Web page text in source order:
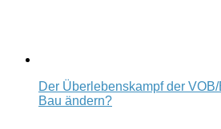
Der Überlebenskampf der
Bau ändern?